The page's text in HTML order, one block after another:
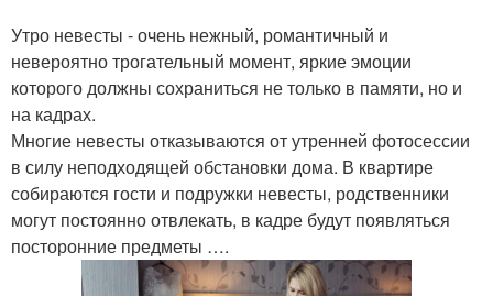
Утро невесты - очень нежный, романтичный и
невероятно трогательный момент, яркие эмоции
которого должны сохраниться не только в памяти, но и
на кадрах.
Многие невесты отказываются от утренней фотосессии
в силу неподходящей обстановки дома. В квартире
собираются гости и подружки невесты, родственники
могут постоянно отвлекать, в кадре будут появляться
посторонние предметы ….